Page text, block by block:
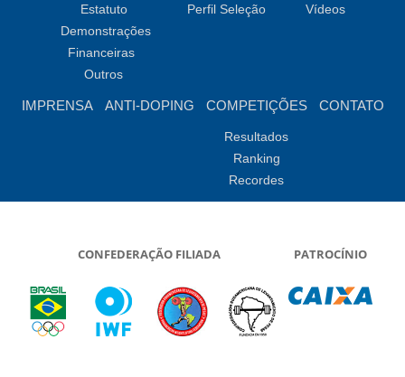
Estatuto
Demonstrações
Financeiras
Outros
Perfil Seleção
Vídeos
IMPRENSA ANTI-DOPING COMPETIÇÕES
Resultados
Ranking
Recordes
CONTATO
CONFEDERAÇÃO FILIADA PATROCÍNIO